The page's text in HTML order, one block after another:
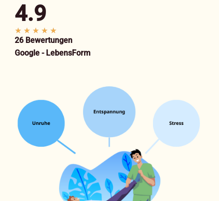
4.9
★ ★ ★ ★ ★
e
w
e
i
o
26 Bewertungen
Google - LebensForm